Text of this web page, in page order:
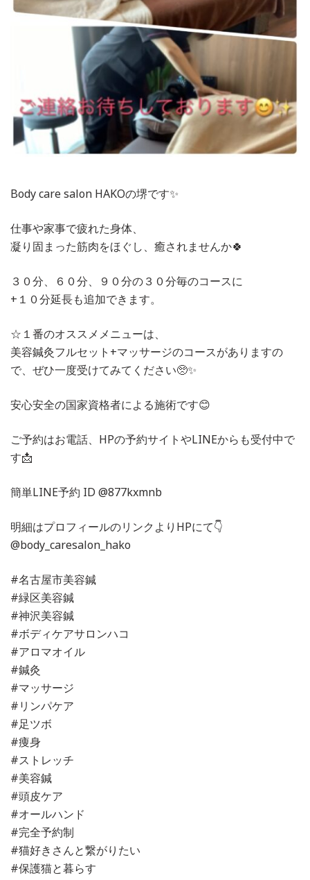
Body care salon HAKOの堺です✨
仕事や家事で疲れた身体、
凝り固まった筋肉をほぐし、癒されませんか🍀
３０分、６０分、９０分の３０分毎のコースに
+１０分延長も追加できます。
☆１番のオススメメニューは、
美容鍼灸フルセット+マッサージのコースがありますの
で、ぜひ一度受けてみてください🥺✨
安心安全の国家資格者による施術です😊
ご予約はお電話、HPの予約サイトやLINEからも受付中で
す📩
簡単LINE予約 ID @877kxmnb
明細はプロフィールのリンクよりHPにて👇
@body_caresalon_hako
#名古屋市美容鍼
#緑区美容鍼
#神沢美容鍼
#ボディケアサロンハコ
#アロマオイル
#鍼灸
#マッサージ
#リンパケア
#足ツボ
#痩身
#ストレッチ
#美容鍼
#頭皮ケア
#オールハンド
#完全予約制
#猫好きさんと繋がりたい
#保護猫と暮らす